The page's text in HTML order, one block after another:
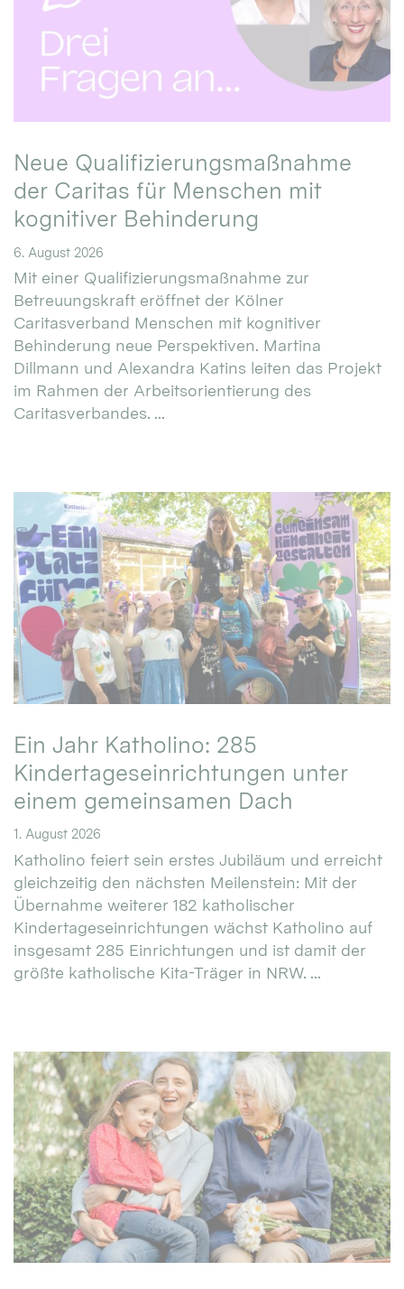
Neue Qualifizierungsmaßnahme
der Caritas für Menschen mit
kognitiver Behinderung
6. August 2026
Mit einer Qualifizierungsmaßnahme zur
Betreuungskraft eröffnet der Kölner
Caritasverband Menschen mit kognitiver
Behinderung neue Perspektiven. Martina
Dillmann und Alexandra Katins leiten das Projekt
im Rahmen der Arbeitsorientierung des
Caritasverbandes. ...
Ein Jahr Katholino: 285
Kindertageseinrichtungen unter
einem gemeinsamen Dach
1. August 2026
Katholino feiert sein erstes Jubiläum und erreicht
gleichzeitig den nächsten Meilenstein: Mit der
Übernahme weiterer 182 katholischer
Kindertageseinrichtungen wächst Katholino auf
insgesamt 285 Einrichtungen und ist damit der
größte katholische Kita-Träger in NRW. ...